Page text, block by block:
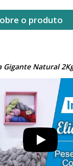
o produto
Natural